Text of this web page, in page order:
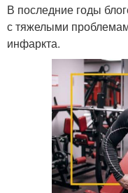
В последние годы
с тяжелыми
инфаркта.